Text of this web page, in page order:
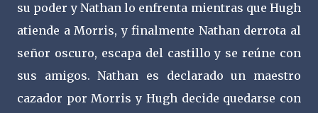
su poder y Nathan lo enfrenta mientras que Hugh
atiende a Morris, y finalmente Nathan derrota al
señor oscuro, escapa del castillo y se reúne con
sus amigos. Nathan es declarado un maestro
cazador por Morris y Hugh decide quedarse con